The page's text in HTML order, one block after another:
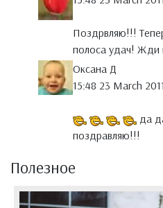
Поздрвляю!!!
полоса удач! Жди
Оксана Д
15:48 23 March 2011
да
поздравляю!!!
Полезное